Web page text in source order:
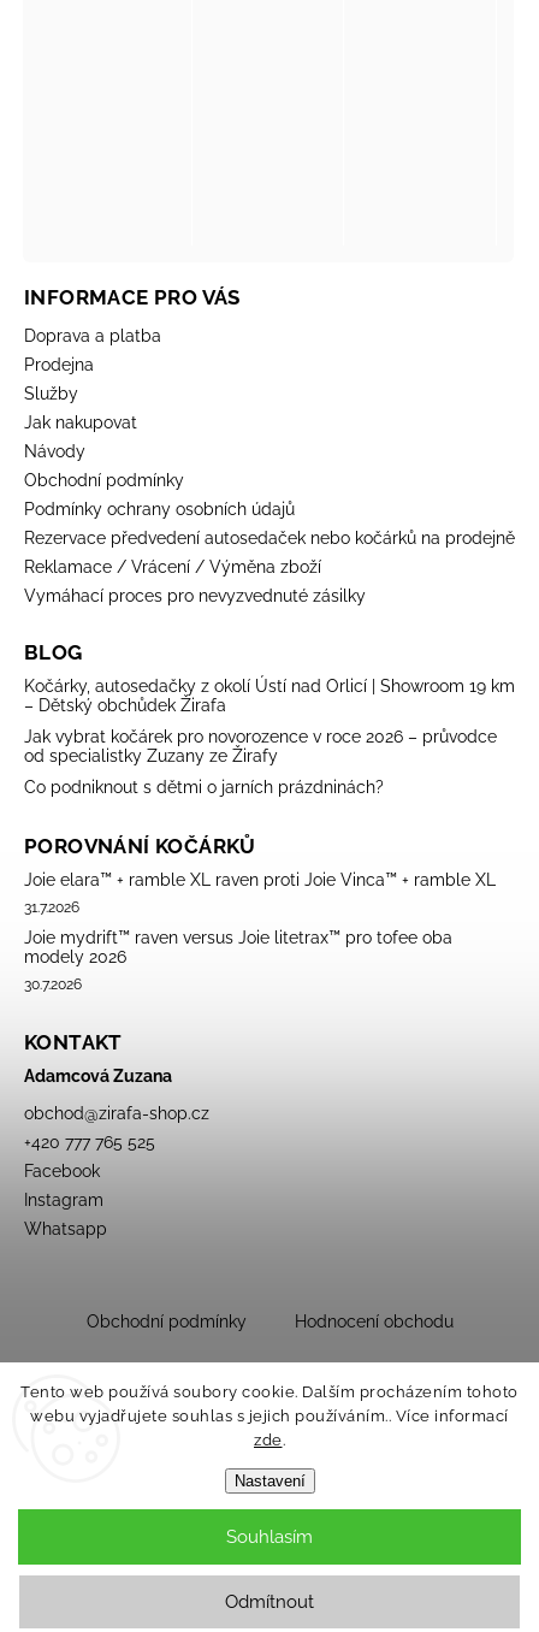
Tento web používá soubory cookie. Dalším procházením tohoto
webu vyjadřujete souhlas s jejich používáním.. Více informací
zde.
Nastavení
Odmítnout
Souhlasím
INFORMACE PRO VÁS
Doprava a platba
Prodejna
Služby
Jak nakupovat
Návody
Obchodní podmínky
Podmínky ochrany osobních údajů
Rezervace předvedení autosedaček nebo kočárků na prodejně
Reklamace / Vrácení / Výměna zboží
Vymáhací proces pro nevyzvednuté zásilky
BLOG
Kočárky, autosedačky z okolí Ústí nad Orlicí | Showroom 19 km
– Dětský obchůdek Žirafa
Jak vybrat kočárek pro novorozence v roce 2026 – průvodce
od specialistky Zuzany ze Žirafy
Co podniknout s dětmi o jarních prázdninách?
POROVNÁNÍ KOČÁRKŮ
Joie elara™ + ramble XL raven proti Joie Vinca™ + ramble XL
31.7.2026
Joie mydrift™ raven versus Joie litetrax™ pro tofee oba
modely 2026
30.7.2026
KONTAKT
Adamcová Zuzana
obchod@zirafa-shop.cz
+420 777 765 525
Facebook
Instagram
Whatsapp
Obchodní podmínky Hodnocení obchodu
Copyright 2026Dětský obchůdek Žirafa. Všechna práva vyhrazena.
Upravit nastavení cookies